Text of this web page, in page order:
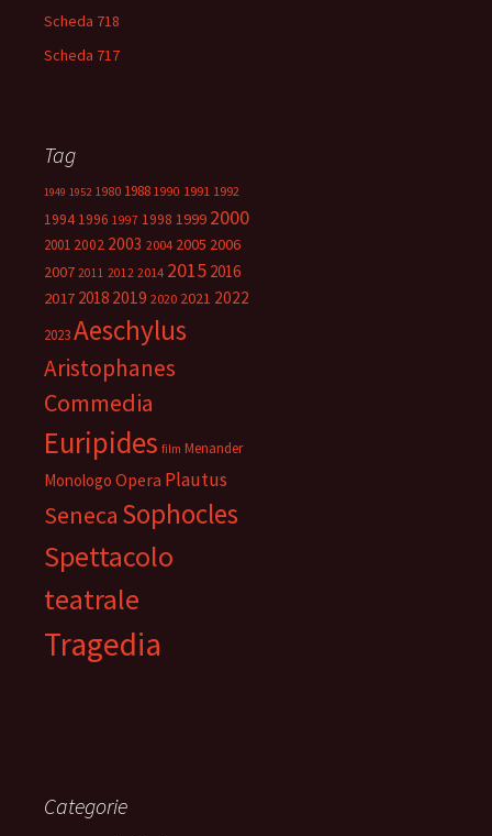
Scheda 718
Scheda 717
Tag
1949 1952 1980 1988 1990 1991 1992
1994 1996 1997 1998 1999 2000
2001 2002 2003 2004 2005 2006
2007 2011 2012 2014 2015 2016
2017 2018 2019 2020 2021 2022
2023Aeschylus
Aristophanes
Commedia
Euripides film Menander
Monologo Opera Plautus
Seneca Sophocles
Spettacolo
teatrale
Tragedia
Categorie